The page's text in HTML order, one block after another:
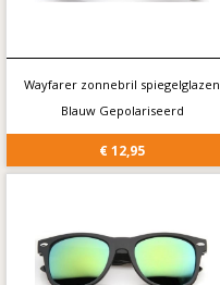
Wayfarer zonnebril spiegelglazen
Blauw Gepolariseerd
€ 12,95